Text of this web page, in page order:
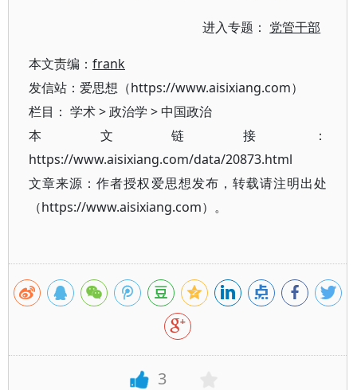
进入专题： 党管干部
本文责编： frank
发信站：爱思想（https://www.aisixiang.com）
栏目： 学术>政治学 >中国政治
本文链接：
https://www.aisixiang.com/data/20873.html
文章来源：作者授权爱思想发布，转载请注明出处
（https://www.aisixiang.com）。
3